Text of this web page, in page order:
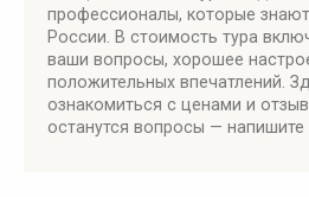
профессионалы, которые
России. В стоимость тура
ваши вопросы, хорошее
положительных впечатлений.
ознакомиться с ценами и
останутся вопросы — напишите